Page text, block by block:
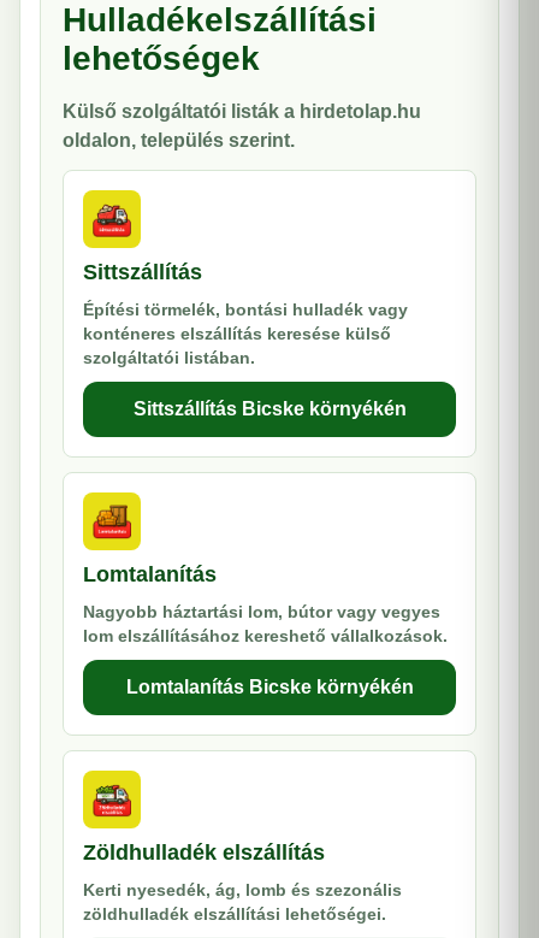
Hulladékelszállítási
lehetőségek
Külső szolgáltatói listák a hirdetolap.hu
oldalon, település szerint.
Sittszállítás
Építési törmelék, bontási hulladék vagy
konténeres elszállítás keresése külső
szolgáltatói listában.
Sittszállítás Bicske környékén
Lomtalanítás
Nagyobb háztartási lom, bútor vagy vegyes
lom elszállításához kereshető vállalkozások.
Lomtalanítás Bicske környékén
Zöldhulladék elszállítás
Kerti nyesedék, ág, lomb és szezonális
zöldhulladék elszállítási lehetőségei.